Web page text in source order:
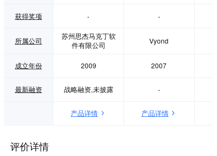
件，获得了广大用
户的好评。在挑选
软件方面，我们与
软件生产商有着良
产品方面，公司与
掌握最新的科技信
专业视频。你不是
和微调中下降。模
频，充满与您的工
些模板预先填充了
获得奖项 - -
所属公司
苏州思杰马克丁软
件有限公司
Vyond
成立年份 2009 2007
最新融资 战略融资,未披露 -
产品详情 产品详情
评价详情